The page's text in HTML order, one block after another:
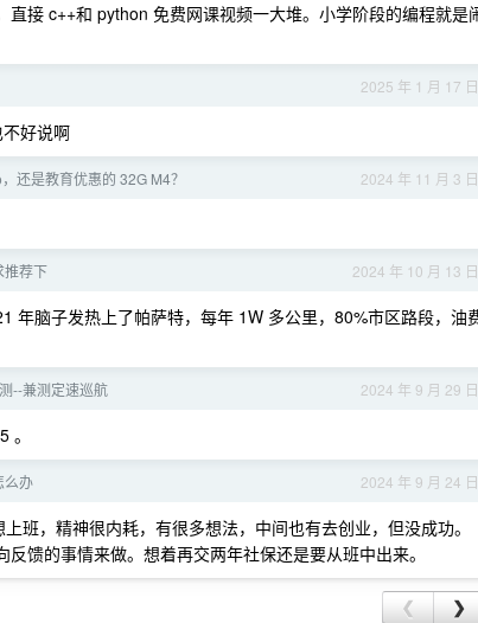
接 c++和 python 免费网课视频一大堆。小学阶段的编程就是
2025 年 1 月 17 日
好说啊
2024 年 11 月 3 日
还是教育优惠的 32G M4？
2024 年 10 月 13 日
推荐下
年脑子发热上了帕萨特，每年 1W 多公里，80%市区路段，油
2024 年 9 月 29 日
--兼测定速巡航
2024 年 9 月 24 日
么办
班，精神很内耗，有很多想法，中间也有去创业，但没成功。
馈的事情来做。想着再交两年社保还是要从班中出来。
❮ ❯